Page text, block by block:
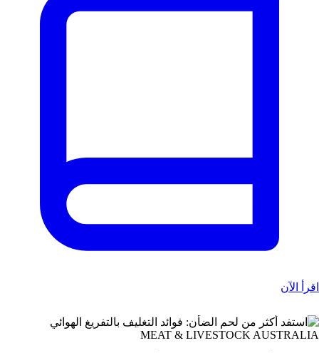
اقرأ الآن
MEAT & LIVESTOCK AUSTRALIA